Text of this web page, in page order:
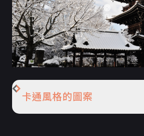
卡通風格的圖案